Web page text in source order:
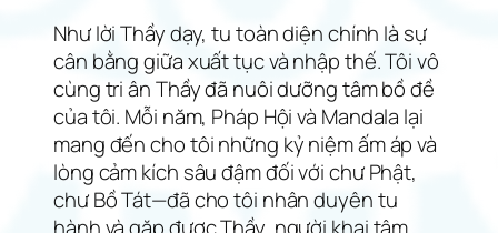
Như lời Thầy dạy, tu toàn diện chính là sự
cân bằng giữa xuất tục và nhập thế. Tôi vô
cùng tri ân Thầy đã nuôi dưỡng tâm bồ đề
của tôi. Mỗi năm, Pháp Hội và Mandala lại
mang đến cho tôi những kỷ niệm ấm áp và
lòng cảm kích sâu đậm đối với chư Phật,
chư Bồ Tát—đã cho tôi nhân duyên tu